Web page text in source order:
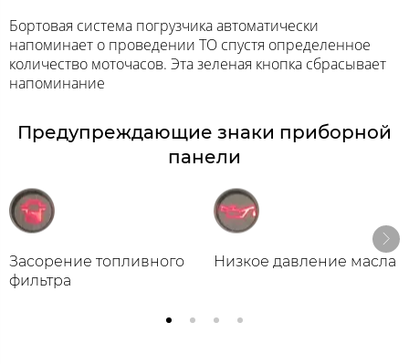
Бортовая система погрузчика автоматически
напоминает о проведении ТО спустя определенное
количество моточасов. Эта зеленая кнопка сбрасывает
напоминание
Предупреждающие знаки приборной
панели
Засорение топливного
фильтра
Низкое давление масла